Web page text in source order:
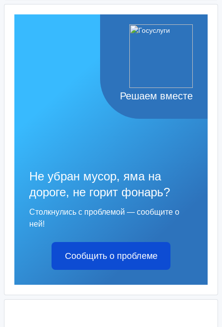
Решаем вместе
Не убран мусор, яма на
дороге, не горит фонарь?
Столкнулись с проблемой — сообщите о
ней!
Сообщить о проблеме